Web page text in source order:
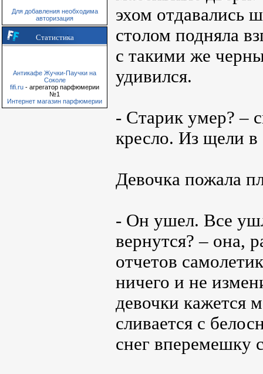
Для добавления необходима
авторизация
Статистика
Антикафе Жучки-Паучки на
Соколе
fifi.ru - агрегатор парфюмерии
№1
Интернет магазин парфюмерии
эхом отдавались
столом подняла
с такими же
удивился.
- Старик умер? –
кресло. Из щели
Девочка пожала
- Он ушел. Все
вернутся? – она,
отчетов
ничего и не
девочки кажется
сливается с
снег вперемешку